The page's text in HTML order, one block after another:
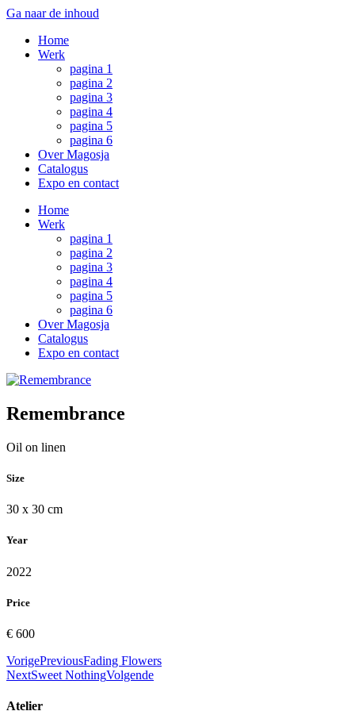
Ga naar de inhoud
Home
Werk
pagina 1
pagina 2
pagina 3
pagina 4
pagina 5
pagina 6
Over Magosja
Catalogus
Expo en contact
Home
Werk
pagina 1
pagina 2
pagina 3
pagina 4
pagina 5
pagina 6
Over Magosja
Catalogus
Expo en contact
Remembrance
Oil on linen
Size
30 x 30 cm
Year
2022
Price
€ 600
VorigePreviousFading Flowers
NextSweet NothingVolgende
Atelier